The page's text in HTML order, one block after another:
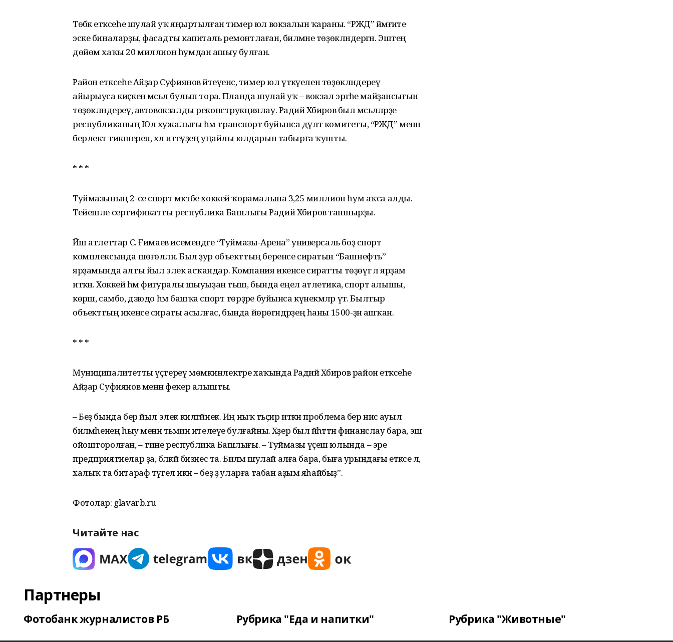
Төбәк етәксеһе шулай уҡ яңыртылған тимер юл вокзалын ҡараны. “РЖД” йәмғиәте
эске биналарҙы, фасадты капиталь ремонтлаған, биләмәне төҙөкләндергән. Эштең
дөйөм хаҡы 20 миллион һумдан ашыу булған.
Район етәксеһе Айҙар Суфиянов әйтеүенсә, тимер юл үткәүелен төҙөкләндереү
айырыуса киҫкен мәсьәлә булып тора. Планда шулай уҡ – вокзал эргәһе майҙансығын
төҙөкләндереү, автовокзалды реконструкциялау. Радий Хәбиров был мәсьәләләрҙе
республиканың Юл хужалығы һәм транспорт буйынса дәүләт комитеты, “РЖД” менән
берлектә тикшереп, хәл итеүҙең уңайлы юлдарын табырға ҡушты.
* * *
Туймазының 2-се спорт мәктәбе хоккей ҡорамалына 3,25 миллион һум аҡса алды.
Тейешле сертификатты республика Башлығы Радий Хәбиров тапшырҙы.
Йәш атлеттар С. Ғимаев исемендәге “Туймазы-Арена” универсаль боҙ спорт
комплексында шөғөлләнә. Был ҙур объекттың беренсе сиратын “Башнефть”
ярҙамында алты йыл элек асҡандар. Компания икенсе сиратты төҙөүгә лә ярҙам
иткән. Хоккей һәм фигуралы шыуыҙан тыш, бында еңел атлетика, спорт алышы,
көрәш, самбо, дзюдо һәм башҡа спорт төрҙәре буйынса күнекмәләр үтә. Былтыр
объекттың икенсе сираты асылғас, бында йөрөгәндәрҙең һаны 1500-ҙән ашҡан.
* * *
Муниципалитетты үҫтереү мөмкинлектәре хаҡында Радий Хәбиров район етәксеһе
Айҙар Суфиянов менән фекер алышты.
– Беҙ бында бер йыл элек килгәйнек. Иң ныҡ тәьҫир иткән проблема бер нисә ауыл
биләмәһенең һыу менән тәьмин ителеүе булғайны. Хәҙер был йәһәттән финанслау бара, эш
ойошторолған, – тине республика Башлығы. – Туймазы үҫеш юлында – эре
предприятиелар ҙа, бәләкәй бизнес та. Биләмә шулай алға бара, быға урындағы етәксе лә,
халыҡ та битараф түгел икән – беҙ ҙә уларға табан аҙым яһайбыҙ”.
Фотолар: glavarb.ru
Читайте нас
Партнеры
Фотобанк журналистов РБ Рубрика "Еда и напитки" Рубрика "Животные"